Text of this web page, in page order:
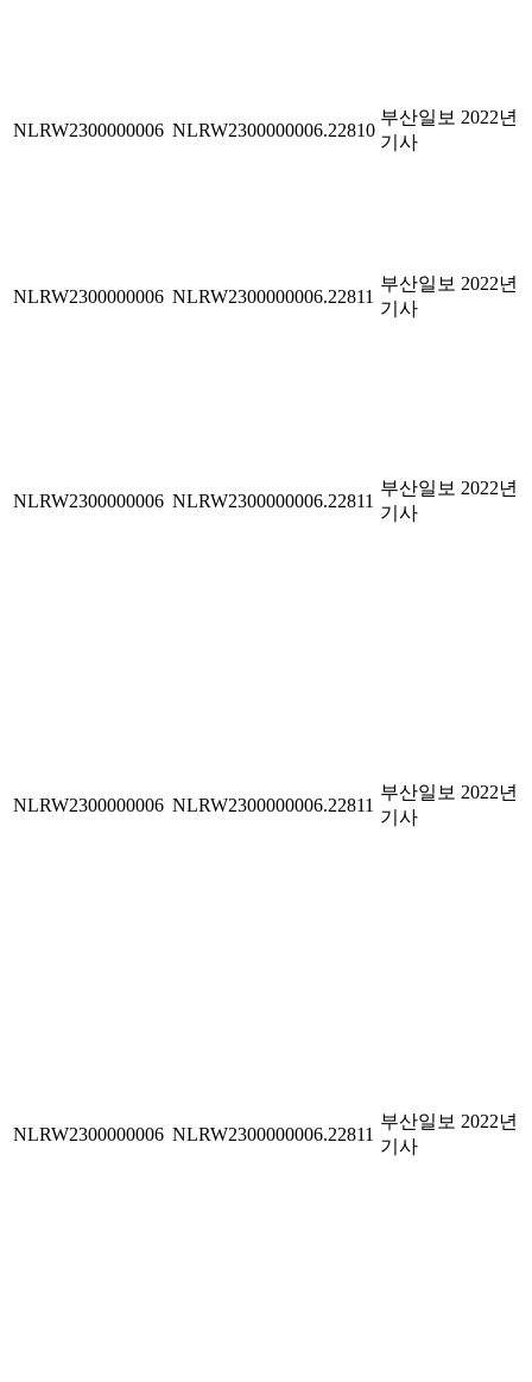
NLRW2300000006 NLRW2300000006.22810
부산일보 2022년
기사
NLRW2300000006 NLRW2300000006.22811
부산일보 2022년
기사
NLRW2300000006 NLRW2300000006.22811
부산일보 2022년
기사
NLRW2300000006 NLRW2300000006.22811
부산일보 2022년
기사
NLRW2300000006 NLRW2300000006.22811
부산일보 2022년
기사